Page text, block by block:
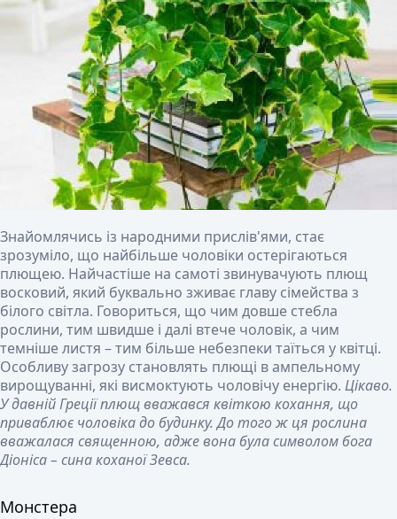
Знайомлячись із народними прислів'ями, стає
зрозуміло, що найбільше чоловіки остерігаються
плющею. Найчастіше на самоті звинувачують плющ
восковий, який буквально зживає главу сімейства з
білого світла. Говориться, що чим довше стебла
рослини, тим швидше і далі втече чоловік, а чим
темніше листя – тим більше небезпеки таїться у квітці.
Особливу загрозу становлять плющі в ампельному
вирощуванні, які висмоктують чоловічу енергію. Цікаво.
У давній Греції плющ вважався квіткою кохання, що
приваблює чоловіка до будинку. До того ж ця рослина
вважалася священною, адже вона була символом бога
Діоніса – сина коханої Зевса.
Монстера